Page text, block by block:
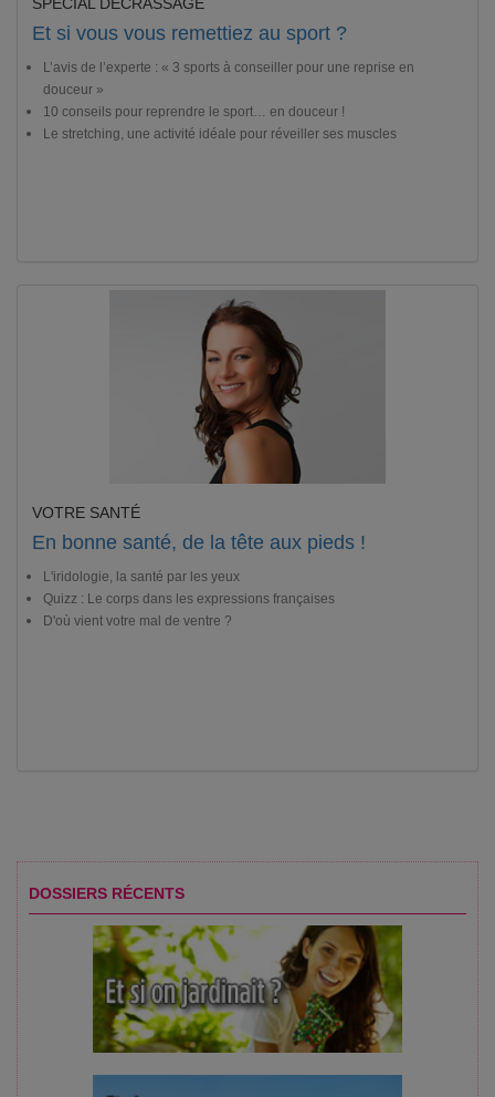
SPÉCIAL DÉCRASSAGE
Et si vous vous remettiez au sport ?
L’avis de l’experte : « 3 sports à conseiller pour une reprise en
douceur »
10 conseils pour reprendre le sport… en douceur !
Le stretching, une activité idéale pour réveiller ses muscles
VOTRE SANTÉ
En bonne santé, de la tête aux pieds !
L'iridologie, la santé par les yeux
Quizz : Le corps dans les expressions françaises
D'où vient votre mal de ventre ?
DOSSIERS RÉCENTS